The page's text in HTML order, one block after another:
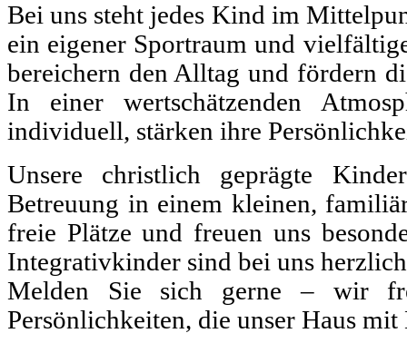
Bei uns steht jedes Kind im
ein eigener Sportraum und
bereichern den Alltag und fördern
In einer wertschätzenden
individuell, stärken ihre
Unsere christlich geprägte
Betreuung in einem kleinen,
freie Plätze und freuen uns
Integrativkinder sind bei uns
Melden Sie sich gerne – wir
Persönlichkeiten, die unser Haus